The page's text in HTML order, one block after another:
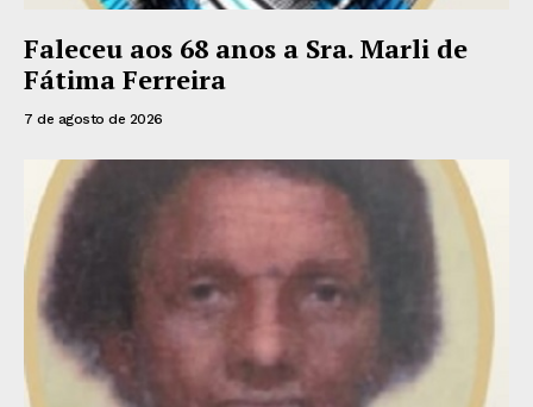
Faleceu aos 68 anos a Sra. Marli de
Fátima Ferreira
7 de agosto de 2026